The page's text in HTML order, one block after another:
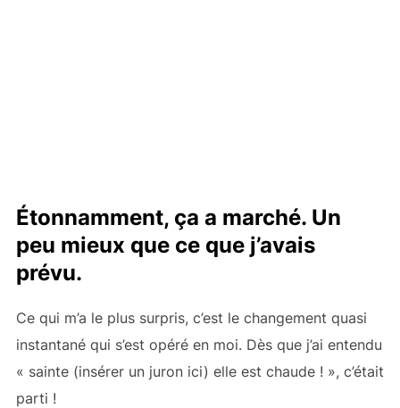
Étonnamment, ça a marché. Un
peu mieux que ce que j’avais
prévu.
Ce qui m’a le plus surpris, c’est le changement quasi
instantané qui s’est opéré en moi. Dès que j’ai entendu
« sainte (insérer un juron ici) elle est chaude ! », c’était
parti !